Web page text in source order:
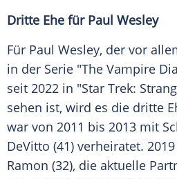
Dritte Ehe für Paul Wesley
Für Paul Wesley, der vor
in der Serie "The Vampire
seit 2022 in "Star Trek:
sehen ist, wird es die dritte
war von 2011 bis 2013 mit
DeVitto (41) verheiratet.
Ramon (32), die aktuelle